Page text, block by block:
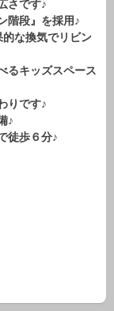
さです♪
階段』を採用♪
な換気でリビン
るキッズスペース
りです♪
♪
徒歩６分♪